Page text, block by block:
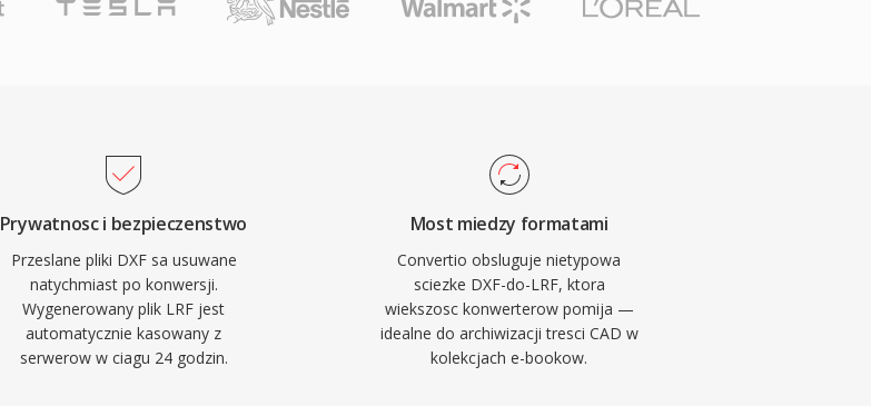
Prywatnosc i bezpieczenstwo
Przeslane pliki DXF sa usuwane
natychmiast po konwersji.
Wygenerowany plik LRF jest
automatycznie kasowany z
serwerow w ciagu 24 godzin.
Most miedzy formatami
Convertio obsluguje nietypowa
sciezke DXF-do-LRF, ktora
wiekszosc konwerterow pomija —
idealne do archiwizacji tresci CAD w
kolekcjach e-bookow.